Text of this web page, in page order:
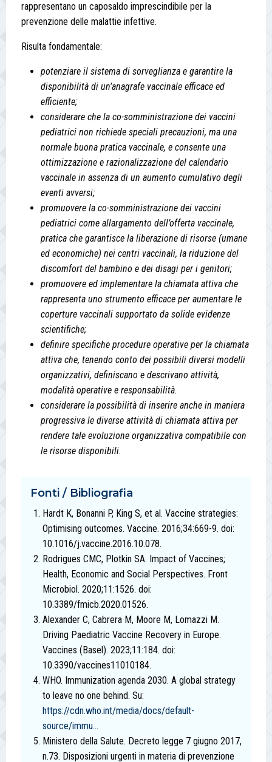
rappresentano un caposaldo imprescindibile per la
prevenzione delle malattie infettive.
Risulta fondamentale:
potenziare il sistema di sorveglianza e garantire la
disponibilità di un’anagrafe vaccinale efficace ed
efficiente;
considerare che la co-somministrazione dei vaccini
pediatrici non richiede speciali precauzioni, ma una
normale buona pratica vaccinale, e consente una
ottimizzazione e razionalizzazione del calendario
vaccinale in assenza di un aumento cumulativo degli
eventi avversi;
promuovere la co-somministrazione dei vaccini
pediatrici come allargamento dell’offerta vaccinale,
pratica che garantisce la liberazione di risorse (umane
ed economiche) nei centri vaccinali, la riduzione del
discomfort del bambino e dei disagi per i genitori;
promuovere ed implementare la chiamata attiva che
rappresenta uno strumento efficace per aumentare le
coperture vaccinali supportato da solide evidenze
scientifiche;
definire specifiche procedure operative per la chiamata
attiva che, tenendo conto dei possibili diversi modelli
organizzativi, definiscano e descrivano attività,
modalità operative e responsabilità.
considerare la possibilità di inserire anche in maniera
progressiva le diverse attività di chiamata attiva per
rendere tale evoluzione organizzativa compatibile con
le risorse disponibili.
Fonti / Bibliografia
Hardt K, Bonanni P, King S, et al. Vaccine strategies:
Optimising outcomes. Vaccine. 2016;34:669-9. doi:
10.1016/j.vaccine.2016.10.078.
Rodrigues CMC, Plotkin SA. Impact of Vaccines;
Health, Economic and Social Perspectives. Front
Microbiol. 2020;11:1526. doi:
10.3389/fmicb.2020.01526.
Alexander C, Cabrera M, Moore M, Lomazzi M.
Driving Paediatric Vaccine Recovery in Europe.
Vaccines (Basel). 2023;11:184. doi:
10.3390/vaccines11010184.
WHO. Immunization agenda 2030. A global strategy
to leave no one behind. Su:
https://cdn.who.int/media/docs/default-
source/immu...
Ministero della Salute. Decreto legge 7 giugno 2017,
n.73. Disposizioni urgenti in materia di prevenzione